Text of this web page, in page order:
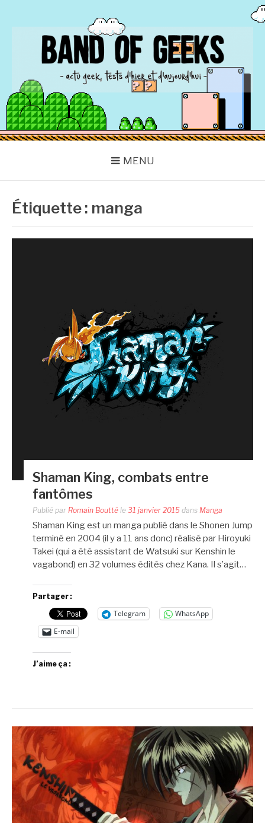
BAND OF GEEKS
Actu Geek d'hier et d'aujourd'hui
MENU
Étiquette : manga
Shaman King, combats entre
fantômes
Publié par Romain Boutté le 31 janvier 2015 dans Manga
Shaman King est un manga publié dans le Shonen Jump
terminé en 2004 (il y a 11 ans donc) réalisé par Hiroyuki
Takei (qui a été assistant de Watsuki sur Kenshin le
vagabond) en 32 volumes édités chez Kana. Il s’agit…
Partager :
Telegram
WhatsApp
E-mail
J’aime ça :